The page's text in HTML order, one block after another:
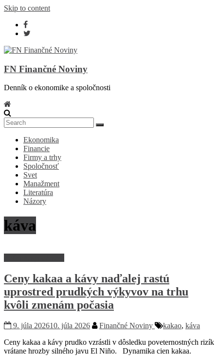
Skip to content
FN Finančné Noviny
Denník o ekonomike a spoločnosti
Ekonomika
Financie
Firmy a trhy
Spoločnosť
Svet
Manažment
Literatúra
Názory
káva
Ceny kakaa a kávy naďalej rastú
uprostred prudkých výkyvov na trhu
kvôli zmenám počasia
9. júla 202610. júla 2026 Finančné Noviny kakao, káva
Ceny kakaa a kávy prudko vzrástli v dôsledku poveternostných rizík
vrátane hrozby silného javu El Niño. Dynamika cien kakaa.